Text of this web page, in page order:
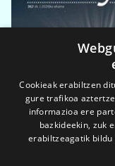
Cookieak erabiltzen
gure trafikoa
informazioa ere
bazkideekin, zuk
erabiltzeagatik bildu